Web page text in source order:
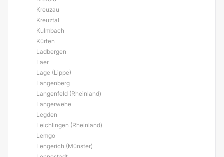
Kreuzau
Kreuztal
Kulmbach
Kürten
Ladbergen
Laer
Lage (Lippe)
Langenberg
Langenfeld (Rheinland)
Langerwehe
Legden
Leichlingen (Rheinland)
Lemgo
Lengerich (Münster)